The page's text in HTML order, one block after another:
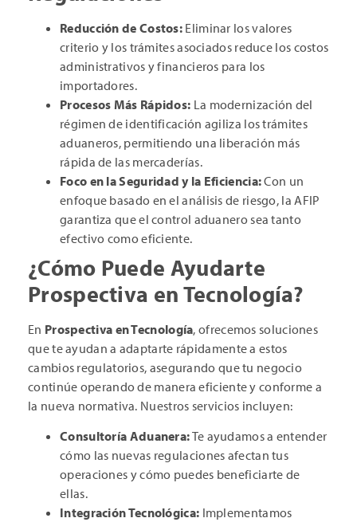
Reducción de Costos: Eliminar los valores
criterio y los trámites asociados reduce los costos
administrativos y financieros para los
importadores.
Procesos Más Rápidos: La modernización del
régimen de identificación agiliza los trámites
aduaneros, permitiendo una liberación más
rápida de las mercaderías.
Foco en la Seguridad y la Eficiencia:Con un
enfoque basado en el análisis de riesgo, la AFIP
garantiza que el control aduanero sea tanto
efectivo como eficiente.
¿Cómo Puede Ayudarte
Prospectiva en Tecnología?
En Prospectiva en Tecnología, ofrecemos soluciones
que te ayudan a adaptarte rápidamente a estos
cambios regulatorios, asegurando que tu negocio
continúe operando de manera eficiente y conforme a
la nueva normativa. Nuestros servicios incluyen:
Consultoría Aduanera:Te ayudamos a entender
cómo las nuevas regulaciones afectan tus
operaciones y cómo puedes beneficiarte de
ellas.
Integración Tecnológica: Implementamos